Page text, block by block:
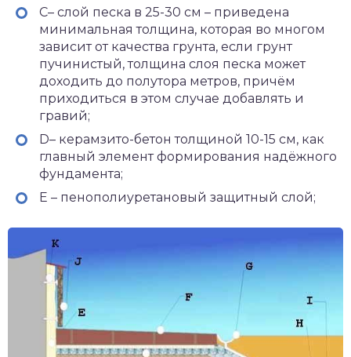
C– слой песка в 25-30 см – приведена
минимальная толщина, которая во многом
зависит от качества грунта, если грунт
пучинистый, толщина слоя песка может
доходить до полутора метров, причём
приходиться в этом случае добавлять и
гравий;
D– керамзито-бетон толщиной 10-15 см, как
главный элемент формирования надёжного
фундамента;
E – пенополиуретановый защитный слой;